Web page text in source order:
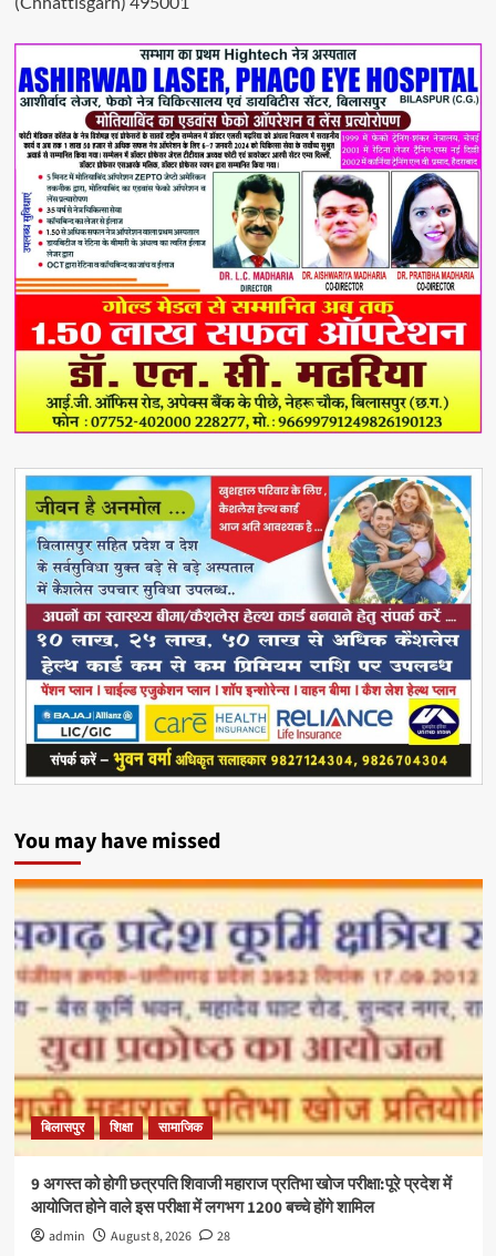
You may have missed
बिलासपुर शिक्षा सामाजिक
9 अगस्त को होगी छत्रपति शिवाजी महाराज प्रतिभा खोज परीक्षा:पूरे प्रदेश में
आयोजित होने वाले इस परीक्षा में लगभग 1200 बच्चे होंगे शामिल
admin August 8, 2026 28